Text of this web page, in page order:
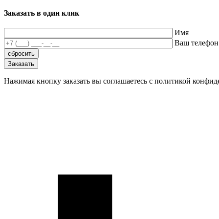
Заказать в один клик
Имя
Ваш телефон
Нажимая кнопку заказать вы соглашаетесь с политикой